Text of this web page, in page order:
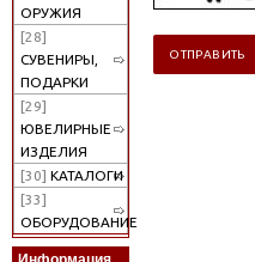
ОРУЖИЯ
[28]
СУВЕНИРЫ,
ПОДАРКИ
[29]
ЮВЕЛИРНЫЕ
ИЗДЕЛИЯ
[30] КАТАЛОГИ
[33]
ОБОРУДОВАНИЕ